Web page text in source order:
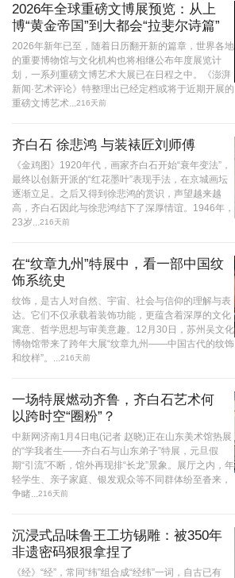
2026年全球重磅文博展预览：从上
博“黄金帝国”到大都会“拉斐尔诗篇”
2026年新年已至，随着日历翻开新的篇章，世界各地
的重要博物馆与文化机构也将相继公布年度展览计
划，一系列重磅文博艺术大展已在日程之中。《澎湃
新闻·艺术评论》特整理出已经定档或将于近期开展的
重磅文博艺术...
216天前
齐白石 徐悲鸿 与装裱匠刘师傅
《金鸡图》1920年代，画家齐白石开始“衰年变法”，
最终以创新开派的“红花墨叶”表现手法，在京城画坛
逐渐立足。之后又得到徐悲鸿的赏识，声望越来越
高，齐白石因此与徐悲鸿结下了深厚情谊。1946年，
23岁...
216天前
在“纹章九州”特展中，看一部中国纹
饰系统史
纹饰，是古人对自然、宇宙、社会与信仰的理解与表
达。它们不仅承载着装饰功能，更蕴含着深厚的文化
寓意、哲学思想与审美意趣。12月30日，苏州吴文化
博物馆带来了跨年大展“纹章九州——中国古代的纹饰
和纹样”。...
216天前
一场特展燃动齐鲁，齐白石艺术何
以跨时空“圈粉”？
中新网济南1月4日电(记者 赵晓)正在山东美术馆热展
的“学我者生——齐白石与山东弟子”特展，元旦假
期“引流”不断，馆外再现排“长龙”景象。展厅之内，年
轻学生、亲子家庭、银发观众等不同群体纷至沓来，
争睹...
216天前
沉浸式品味鲁王工坊锡雕：被350年
非遗密码狠狠拿捏了
《经》“经”，常同“纬”组合成“经纬”一词，自古已有